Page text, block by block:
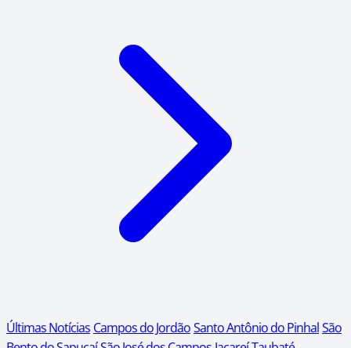
Últimas Notícias Campos do JordãoSanto Antônio do PinhalSão